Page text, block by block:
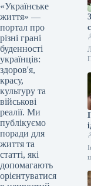
«Українське
життя» —
портал про
різні грані
буденності
українців:
здоров'я,
красу,
культуру та
військові
реалії. Ми
публікуємо
поради для
життя та
статті, які
допомагають
орієнтуватися